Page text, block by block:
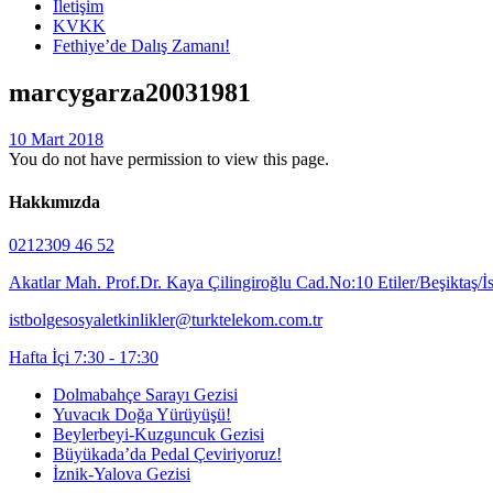
İletişim
KVKK
Fethiye’de Dalış Zamanı!
marcygarza20031981
10 Mart 2018
You do not have permission to view this page.
Hakkımızda
0212309 46 52
Akatlar Mah. Prof.Dr. Kaya Çilingiroğlu Cad.No:10 Etiler/Beşiktaş/
istbolgesosyaletkinlikler@turktelekom.com.tr
Hafta İçi 7:30 - 17:30
Dolmabahçe Sarayı Gezisi
Yuvacık Doğa Yürüyüşü!
Beylerbeyi-Kuzguncuk Gezisi
Büyükada’da Pedal Çeviriyoruz!
İznik-Yalova Gezisi